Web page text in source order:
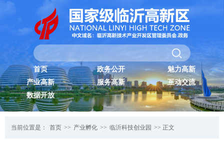
首页 政务公开
魅力高新
产业高新
服务高新
互动交流
数据开放
当前位置是： 首页 >> 产业孵化 >> 临沂科技创业园 >> 正文